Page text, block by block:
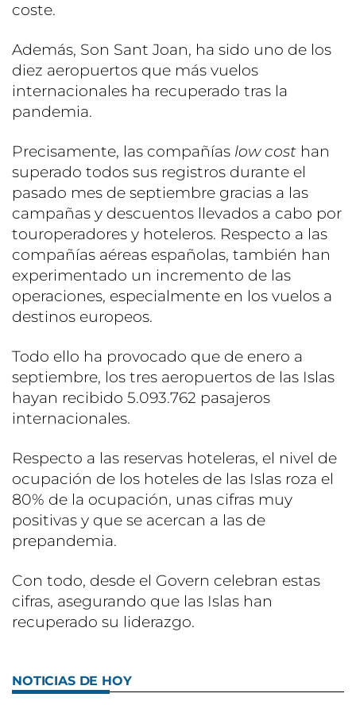
coste.
Además, Son Sant Joan, ha sido uno de los
diez aeropuertos que más vuelos
internacionales ha recuperado tras la
pandemia.
Precisamente, las compañías low cost han
superado todos sus registros durante el
pasado mes de septiembre gracias a las
campañas y descuentos llevados a cabo por
touroperadores y hoteleros. Respecto a las
compañías aéreas españolas, también han
experimentado un incremento de las
operaciones, especialmente en los vuelos a
destinos europeos.
Todo ello ha provocado que de enero a
septiembre, los tres aeropuertos de las Islas
hayan recibido 5.093.762 pasajeros
internacionales.
Respecto a las reservas hoteleras, el nivel de
ocupación de los hoteles de las Islas roza el
80% de la ocupación, unas cifras muy
positivas y que se acercan a las de
prepandemia.
Con todo, desde el Govern celebran estas
cifras, asegurando que las Islas han
recuperado su liderazgo.
NOTICIAS DE HOY